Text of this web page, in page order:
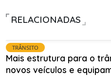
RELACIONADAS
TRÂNSITO
Mais estrutura para o
novos veículos e